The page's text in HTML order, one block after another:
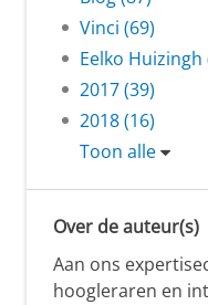
Vinci (69)
Eelko Huizingh
2017 (39)
2018 (16)
Toon alle
Over de auteur(s)
Aan ons
hoogleraren en